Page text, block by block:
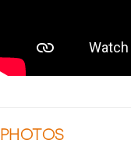
PHOTOS